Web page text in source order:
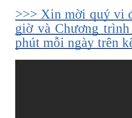
>>> Xin mời quý vị
giờ và Chương
phút mỗi ngày trên